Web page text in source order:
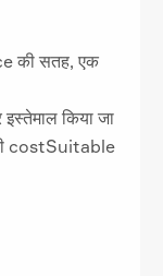
की सतह, एक
किया जा
costSuitable